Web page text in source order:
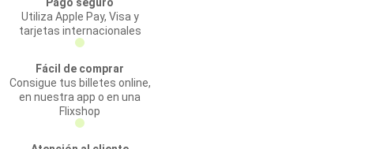
Utiliza Apple Pay, Visa y
tarjetas internacionales
Fácil de comprar
Consigue tus billetes online,
en nuestra app o en una
Flixshop